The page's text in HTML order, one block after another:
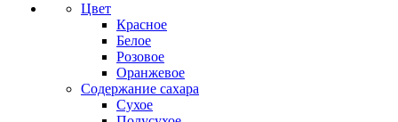
Цвет
Красное
Белое
Розовое
Оранжевое
Содержание сахара
Сухое